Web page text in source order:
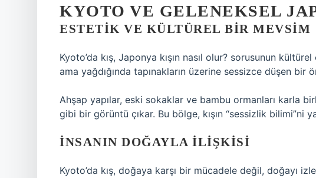
KYOTO VE GELENEKSEL
ESTETIK VE KÜLTÜREL BIR MEVSIM
Kyoto’da kış, Japonya kışın nasıl olur? sorusunun
ama yağdığında tapınakların üzerine sessizce düşen bir
Ahşap yapılar, eski sokaklar ve bambu ormanları karla
gibi bir görüntü çıkar. Bu bölge, kışın “sessizlik bilimi”ni
İNSANIN DOĞAYLA ILIŞKISI
Kyoto’da kış, doğaya karşı bir mücadele değil, doğayı